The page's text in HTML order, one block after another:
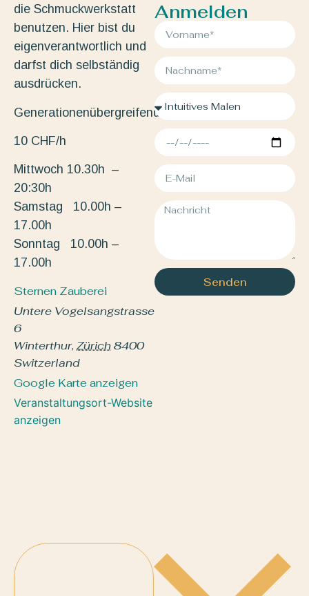
die Schmuckwerkstatt
benutzen. Hier bist du
eigenverantwortlich und
darfst dich selbständig
ausdrücken.
Generationenübergreifend.
10 CHF/h
Mittwoch 10.30h –
20:30h
Samstag 10.00h –
17.00h
Sonntag 10.00h –
17.00h
Sternen Zauberei
Untere Vogelsangstrasse
6
Winterthur, Zürich8400
Switzerland
Google Karte anzeigen
Veranstaltungsort-Website
anzeigen
Anmelden
Senden